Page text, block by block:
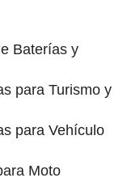
Baterías y
para Turismo y
para Vehículo
Moto